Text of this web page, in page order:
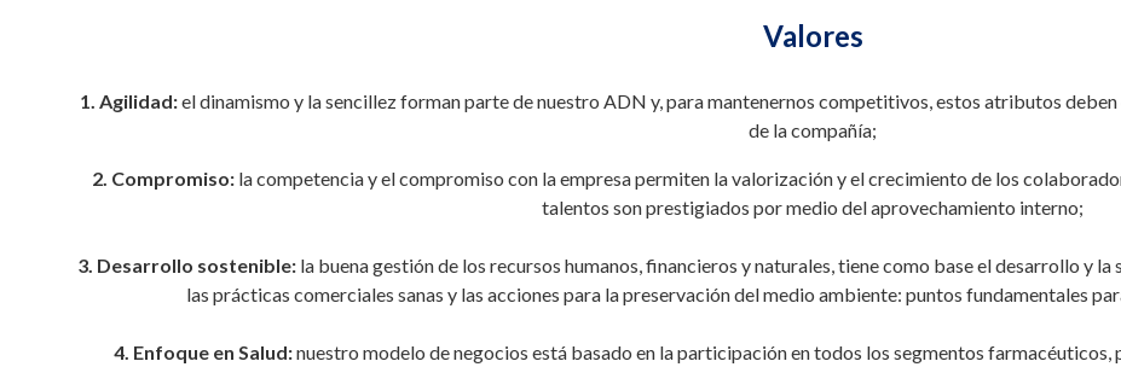
Valores
1. Agilidad:el dinamismo y la sencillez forman parte de nuestro ADN y, para mantenernos competitivos, estos atributos
de la compañía;
2. Compromiso: la competencia y el compromiso con la empresa permiten la valorización y el crecimiento de los
talentos son prestigiados por medio del aprovechamiento interno;
3. Desarrollo sostenible: la buena gestión de los recursos humanos, financieros y naturales, tiene como base el desarrollo y
las prácticas comerciales sanas y las acciones para la preservación del medio ambiente: puntos fundamentales
4. Enfoque en Salud:nuestro modelo de negocios está basado en la participación en todos los segmentos farmacéuticos,